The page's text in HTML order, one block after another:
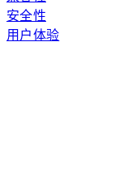
安全性
用户体验